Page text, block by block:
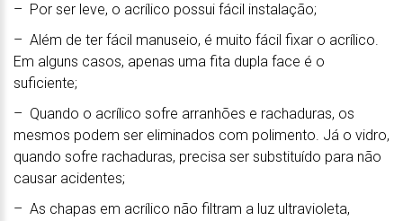
– Por ser leve, o acrílico possui fácil instalação;
– Além de ter fácil manuseio, é muito fácil fixar o acrílico.
Em alguns casos, apenas uma fita dupla face é o
suficiente;
– Quando o acrílico sofre arranhões e rachaduras, os
mesmos podem ser eliminados com polimento. Já o vidro,
quando sofre rachaduras, precisa ser substituído para não
causar acidentes;
– As chapas em acrílico não filtram a luz ultravioleta,